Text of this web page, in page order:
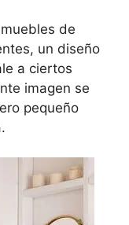
de
un diseño
a ciertos
imagen se
pequeño